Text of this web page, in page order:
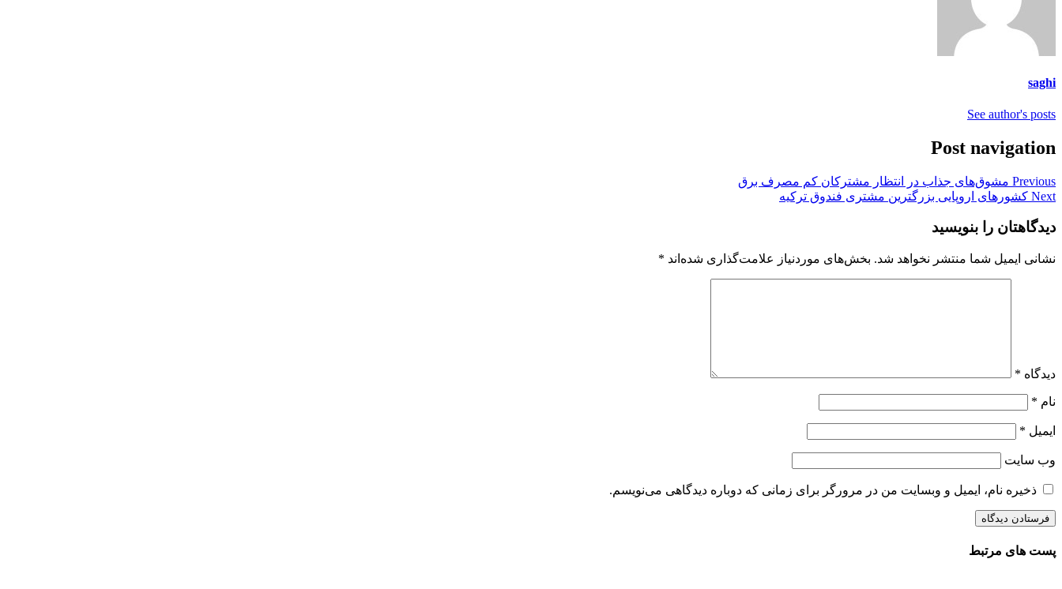
saghi
See author's posts
Post navigation
Previous مشوق‌های جذاب در انتظار مشترکان کم مصرف برق
Next کشورهای اروپایی بزرگترین مشتری فندوق ترکیه
دیدگاهتان را بنویسید
نشانی ایمیل شما منتشر نخواهد شد. بخش‌های موردنیاز علامت‌گذاری شده‌اند *
دیدگاه *
نام *
ایمیل *
وب‌ سایت
ذخیره نام، ایمیل و وبسایت من در مرورگر برای زمانی که دوباره دیدگاهی می‌نویسم.
پست های مرتبط